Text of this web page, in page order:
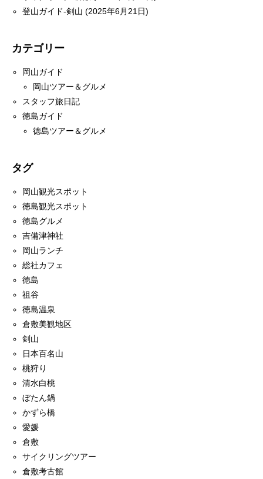
登山ガイド-剣山 (2025年6月21日)
カテゴリー
岡山ガイド
岡山ツアー＆グルメ
スタッフ旅日記
徳島ガイド
徳島ツアー＆グルメ
タグ
岡山観光スポット
徳島観光スポット
徳島グルメ
吉備津神社
岡山ランチ
総社カフェ
徳島
祖谷
徳島温泉
倉敷美観地区
剣山
日本百名山
桃狩り
清水白桃
ぼたん鍋
かずら橋
愛媛
倉敷
サイクリングツアー
倉敷考古館